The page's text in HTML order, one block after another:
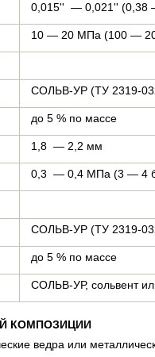
0,015'' — 0,021'' (0,38
10 — 20 МПа (100 —
СОЛЬВ-УР (ТУ 2319-
до 5 % по массе
1,8 — 2,2 мм
0,3 — 0,4 МПа (3 — 4
СОЛЬВ-УР (ТУ 2319-
до 5 % по массе
СОЛЬВ-УР, сольвент
КОМПОЗИЦИИ
ведра или